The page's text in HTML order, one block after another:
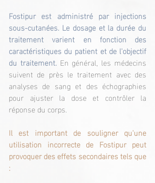
Fostipur est administré par injections
sous-cutanées. Le dosage et la durée du
traitement varient en fonction des
caractéristiques du patient et de l'objectif
du traitement. En général, les médecins
suivent de près le traitement avec des
analyses de sang et des échographies
pour ajuster la dose et contrôler la
réponse du corps.
Il est important de souligner qu'une
utilisation incorrecte de Fostipur peut
provoquer des effets secondaires tels que
: